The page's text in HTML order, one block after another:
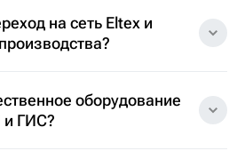
на сеть Eltex и
оборудование
и ГИС?